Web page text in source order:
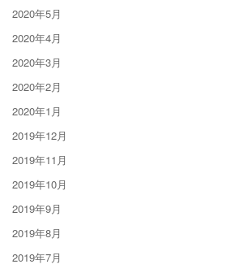
2020年5月
2020年4月
2020年3月
2020年2月
2020年1月
2019年12月
2019年11月
2019年10月
2019年9月
2019年8月
2019年7月